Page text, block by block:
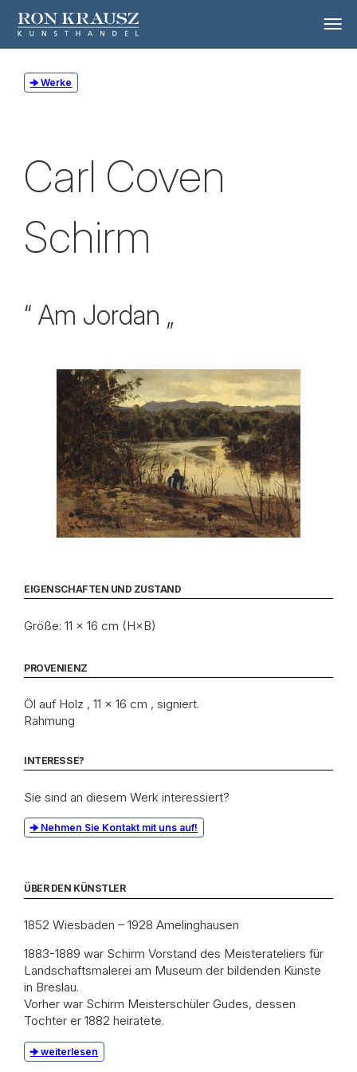
Werke
Carl Coven
Schirm
“ Am Jordan „
EIGENSCHAFTEN UND ZUSTAND
Größe: 11 × 16 cm (H×B)
PROVENIENZ
Öl auf Holz , 11 x 16 cm , signiert.
Rahmung
INTERESSE?
Sie sind an diesem Werk interessiert?
Nehmen Sie Kontakt mit uns auf!
ÜBER DEN KÜNSTLER
1852 Wiesbaden – 1928 Amelinghausen
1883-1889 war Schirm Vorstand des Meisterateliers für
Landschaftsmalerei am Museum der bildenden Künste
in Breslau.
Vorher war Schirm Meisterschüler Gudes, dessen
Tochter er 1882 heiratete.
weiterlesen